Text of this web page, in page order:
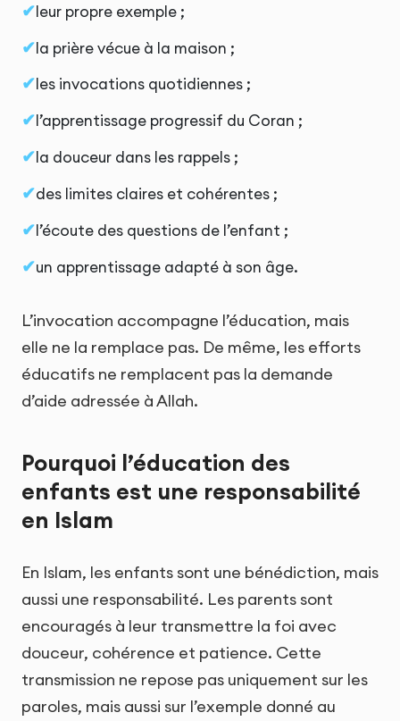
leur propre exemple ;
la prière vécue à la maison ;
les invocations quotidiennes ;
l’apprentissage progressif du Coran ;
la douceur dans les rappels ;
des limites claires et cohérentes ;
l’écoute des questions de l’enfant ;
un apprentissage adapté à son âge.
L’invocation accompagne l’éducation, mais
elle ne la remplace pas. De même, les efforts
éducatifs ne remplacent pas la demande
d’aide adressée à Allah.
Pourquoi l’éducation des
enfants est une responsabilité
en Islam
En Islam, les enfants sont une bénédiction, mais
aussi une responsabilité. Les parents sont
encouragés à leur transmettre la foi avec
douceur, cohérence et patience. Cette
transmission ne repose pas uniquement sur les
paroles, mais aussi sur l’exemple donné au